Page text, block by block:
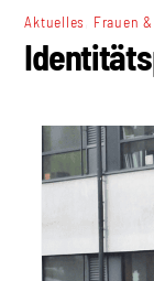
Aktuelles Frauen &